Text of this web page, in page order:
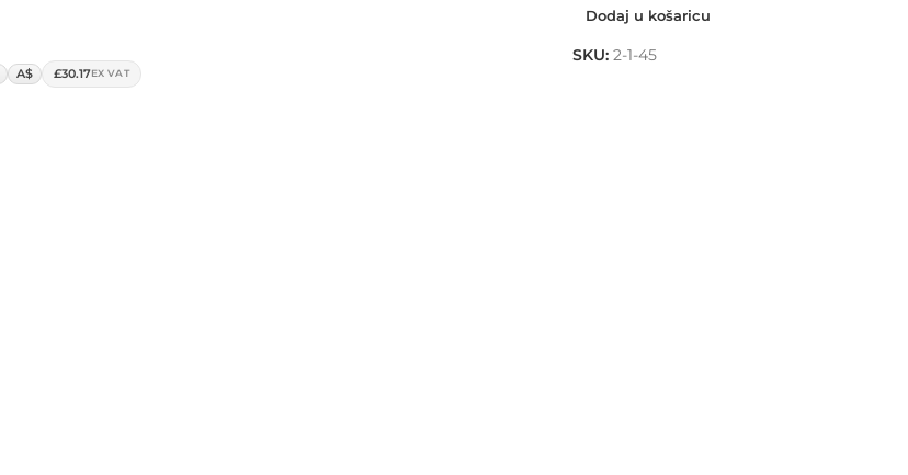
A$ £30.17EX VAT
Dodaj u košaricu
SKU: 2-1-45